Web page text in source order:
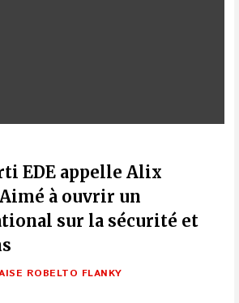
EDE appelle Alix
à ouvrir un
sur la sécurité et
ROBELTO FLANKY